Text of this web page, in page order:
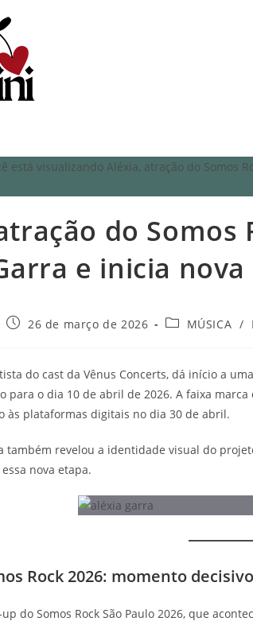
do Somos
e inicia
Post26 de março de 2026
Categoria
MÚSICA /
do cast da Vênus Concerts, dá início a
para o dia 10 de abril de 2026. A faixa
às plataformas digitais no dia 30 de abril.
também revelou a identidade visual do
nova etapa.
Rock 2026: momento
do Somos Rock São Paulo 2026, que